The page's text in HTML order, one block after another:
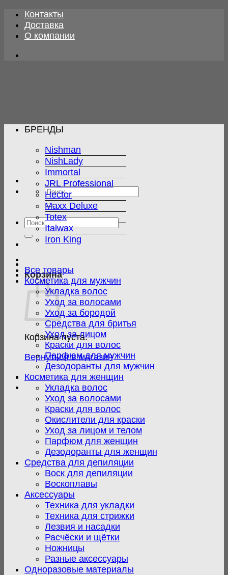
Skip
content
Контакты
Доставка
О компании
Искать:
Искать:
Корзина
Корзина пуста.
Вернуться в магазин
БРЕНДЫ
Nishman
NishLady
Immortal
JRL Professional
Hector
Maxx Deluxe
Totex
Italwax
Iron King
Все товары
Косметика для мужчин
Укладка волос
Уход за волосами
Уход за бородой
Средства для бритья
Уход за лицом
Краски для волос
Парфюм для мужчин
Дезодоранты для мужчин
Косметика для женщин
Укладка волос
Уход за волосами
Краски для волос
Окислители для краски
Уход за лицом и телом
Парфюм для женщин
Дезодоранты для женщин
Средства для депиляции
Воск для депиляции
Воскоплавы
Аксессуары
Техника для укладки
Техника для стрижки
Лезвия и насадки
Расчёски и щётки
Ножницы
Разные аксессуары
Одноразовые материалы